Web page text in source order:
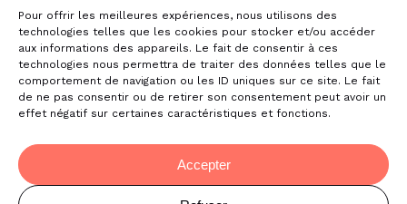
Pour offrir les meilleures expériences, nous utilisons des
technologies telles que les cookies pour stocker et/ou accéder
aux informations des appareils. Le fait de consentir à ces
technologies nous permettra de traiter des données telles que le
comportement de navigation ou les ID uniques sur ce site. Le fait
de ne pas consentir ou de retirer son consentement peut avoir un
effet négatif sur certaines caractéristiques et fonctions.
Accepter
Maquillage
Parfums
Nous trouver
& nous contacter
2 place de la Liberté
31470 Saint-Lys
06 52 05 69 65